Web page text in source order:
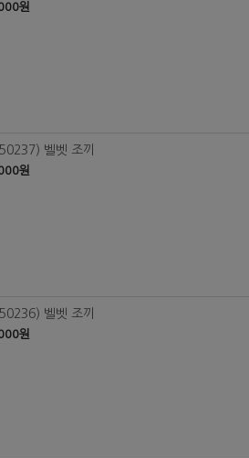
원
벨벳 조끼
원
벨벳 조끼
원